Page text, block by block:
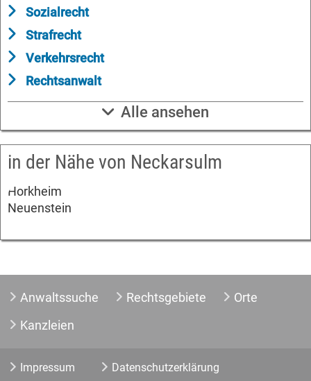
Sozialrecht
Strafrecht
Verkehrsrecht
Rechtsanwalt
Alle ansehen
in der Nähe von Neckarsulm
Horkheim
Neuenstein
Anwaltssuche Rechtsgebiete
Orte
Kanzleien
Impressum
Datenschutzerklärung